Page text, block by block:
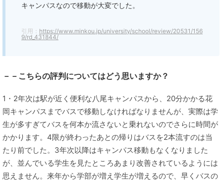
キャンパスなので移動が大変でした。
引用： https://www.minkou.jp/university/school/review/20531/156
9/rd_431844/
－－こちらの評判についてはどう思いますか？
1・2年次は駅が近く便利な八尾キャンパスから、20分かかる花
岡キャンパスまでバスで移動しなければなりませんが、実際は学
生が多すぎてバスを何本か流さないと乗れないのでさらに時間が
かかります。4限が終わったあとの帰りはバスを2本流すのは当
たり前でした。3年次以降はキャンパス移動もなくなりました
が、並んでいる学生を見たところあまり改善されているようには
思えません。来年から学部が増え学生が増えるので、早くバスの